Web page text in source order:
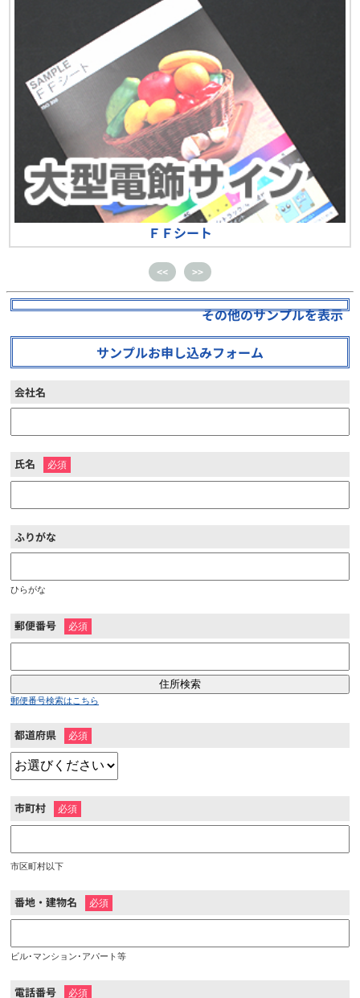
ＦＦシート
<< >>
その他のサンプルを表示
サンプルお申し込みフォーム
会社名
氏名 ※
ふりがな
ひらがな
郵便番号 ※
郵便番号検索はこちら
都道府県 ※
市町村 ※
市区町村以下
番地・建物名 ※
ビル･マンション･アパート等
電話番号 ※